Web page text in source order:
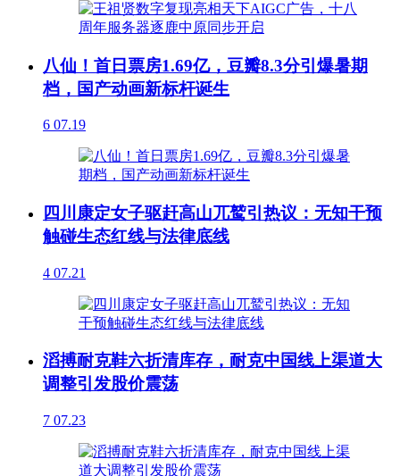
八仙！首日票房1.69亿，豆瓣8.3分引爆暑期
档，国产动画新标杆诞生
6 07.19
四川康定女子驱赶高山兀鹫引热议：无知干预
触碰生态红线与法律底线
4 07.21
滔搏耐克鞋六折清库存，耐克中国线上渠道大
调整引发股价震荡
7 07.23